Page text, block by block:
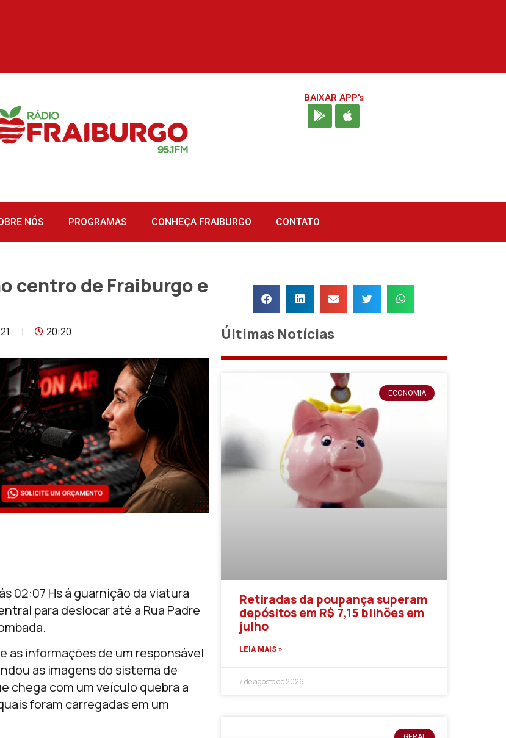
BAIXAR APP's
NÓS PROGRAMAS CONHEÇA FRAIBURGO CONTATO
centro de Fraiburgo e
20:20
02:07 Hs á guarnição da viatura
para deslocar até a Rua Padre
informações de um responsável
as imagens do sistema de
chega com um veículo quebra a
foram carregadas em um
Últimas Notícias
ECONOMIA
Retiradas da poupança superam
depósitos em R$ 7,15 bilhões em
julho
LEIA MAIS »
7 de agosto de 2026